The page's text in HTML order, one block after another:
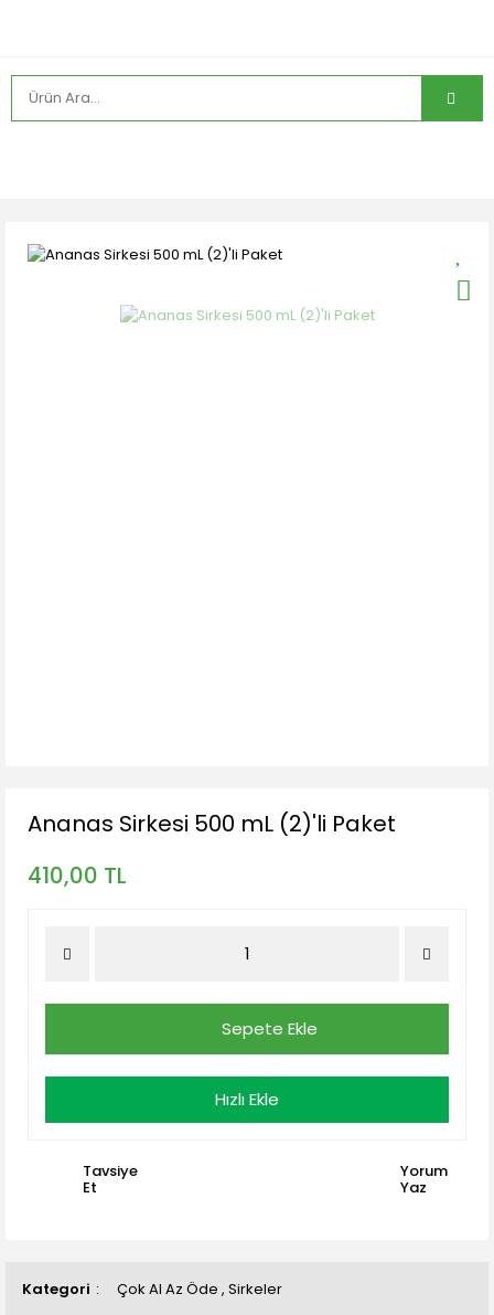
Kategori Çok Al Az Öde , Sirkeler
Ananas Sirkesi 500 mL (2)'li Paket
410,00 TL
Sepete Ekle
Hızlı Ekle
Tavsiye
Et
Yorum
Yaz